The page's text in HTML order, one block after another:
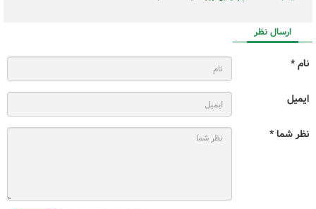
ارسال نظر
نام *
ایمیل
نظر شما *